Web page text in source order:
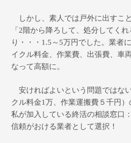
しかし、素人では戸外に出すこ
「 2階から降ろして、処分してく
り・・・ 1.5 ～ 5万円でした。業者
イクル料金、作業費、出張費、車
なって高額に。
安ければよいという問題ではな
クル料金1万、作業運搬費５千円
私が加入している終活の相談窓口
信頼がおける業者として選択！